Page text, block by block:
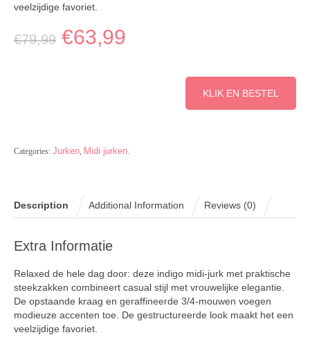
veelzijdige favoriet.
€79,99 €63,99
KLIK EN BESTEL
Categories: Jurken, Midi jurken.
Description Additional Information Reviews (0)
Extra Informatie
Relaxed de hele dag door: deze indigo midi-jurk met praktische
steekzakken combineert casual stijl met vrouwelijke elegantie.
De opstaande kraag en geraffineerde 3/4-mouwen voegen
modieuze accenten toe. De gestructureerde look maakt het een
veelzijdige favoriet.